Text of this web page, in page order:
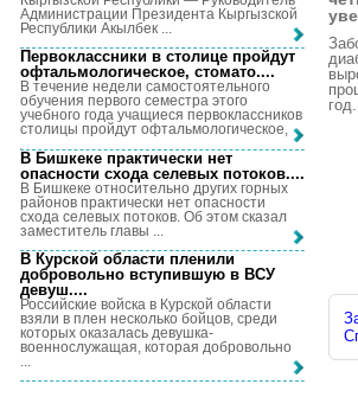
Администрации Президента Кыргызской
Республики Акылбек ...
Первоклассники в столице пройдут
офтальмологическое, стомато....
В течение недели самостоятельного
обучения первого семестра этого
учебного года учащиеся первоклассников
столицы пройдут офтальмологическое, ...
В Бишкеке практически нет
опасности схода селевых потоков....
В Бишкеке относительно других горных
районов практически нет опасности
схода селевых потоков. Об этом сказал
заместитель главы ...
В Курской области пленили
добровольно вступившую в ВСУ
девуш....
Российские войска в Курской области
взяли в плен несколько бойцов, среди
которых оказалась девушка-
военнослужащая, которая добровольно
...